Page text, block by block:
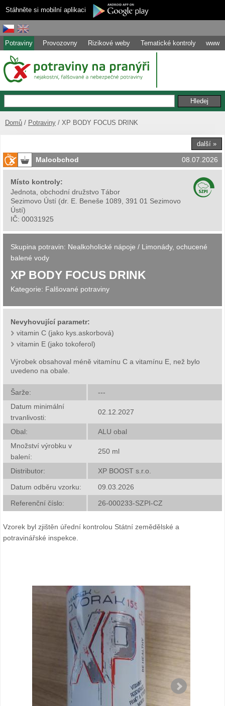
Stáhněte si mobilní aplikaci
Potraviny Provozovny Rizikové weby Tematické kontroly www
Domů Potraviny XP BODY FOCUS DRINK
další »
Maloobchod 08.07.2026
Místo kontroly:
Jednota, obchodní družstvo Tábor
Sezimovo Ústí (dr. E. Beneše 1089, 391 01 Sezimovo
Ústí)
IČ: 00031925
Skupina potravin: Nealkoholické nápoje / Limonády, ochucené
balené vody
XP BODY FOCUS DRINK
Kategorie: Falšované potraviny
Nevyhovující parametr:
vitamin C (jako kys.askorbová)
vitamin E (jako tokoferol)
Výrobek obsahoval méně vitamínu C a vitamínu E, než bylo
uvedeno na obale.
Šarže:
---
Datum minimální
trvanlivosti:
02.12.2027
Obal:
ALU obal
Množství výrobku v
balení:
250 ml
Distributor:
XP BOOST s.r.o.
Datum odběru vzorku:
09.03.2026
Referenční číslo:
26-000233-SZPI-CZ
Vzorek byl zjištěn úřední kontrolou Státní zemědělské a
potravinářské inspekce.